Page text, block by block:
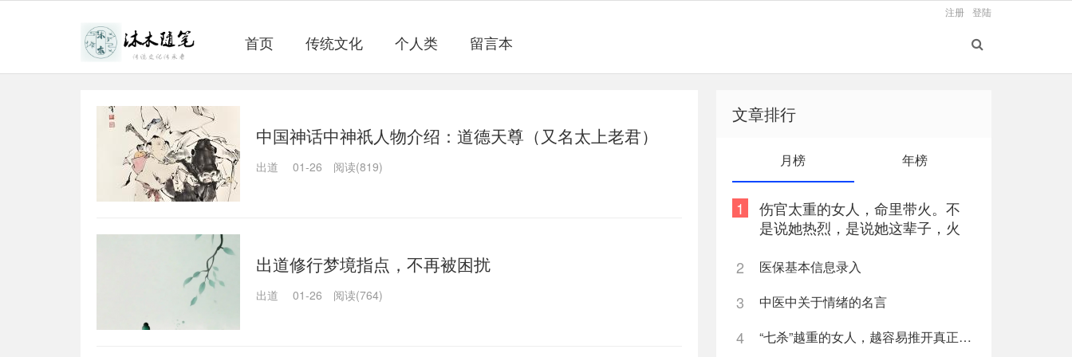
登陆
注册
首页 传统文化 个人类 留言本
中国神话中神祇人物介绍：道德天尊（又名太上老君）
出道 01-26 阅读(819)
出道修行梦境指点，不再被困扰
出道 01-26 阅读(764)
文章排行
月榜 年榜
1
伤官太重的女人，命里带火。不
是说她热烈，是说她这辈子，火
2
医保基本信息录入
3 中医中关于情绪的名言
4 “七杀”越重的女人，越容易推开真正爱她的人